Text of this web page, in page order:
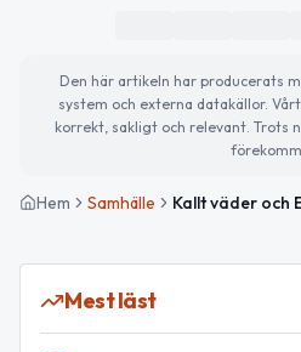
Den här artikeln har producerats
system och externa datakällor.
korrekt, sakligt och relevant. Trots
Hem Samhälle
Mest läst